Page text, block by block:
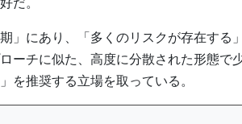
」にあり、「多くのリスクが存在する
ーチに似た、高度に分散された形態で
を推奨する立場を取っている。